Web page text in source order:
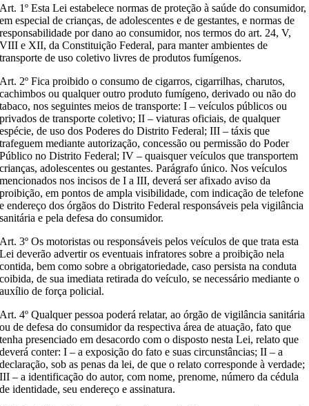
Art. 1º Esta Lei estabelece normas de proteção à saúde do consumidor,
em especial de crianças, de adolescentes e de gestantes, e normas de
responsabilidade por dano ao consumidor, nos termos do art. 24, V,
VIII e XII, da Constituição Federal, para manter ambientes de
transporte de uso coletivo livres de produtos fumígenos.
Art. 2º Fica proibido o consumo de cigarros, cigarrilhas, charutos,
cachimbos ou qualquer outro produto fumígeno, derivado ou não do
tabaco, nos seguintes meios de transporte: I – veículos públicos ou
privados de transporte coletivo; II – viaturas oficiais, de qualquer
espécie, de uso dos Poderes do Distrito Federal; III – táxis que
trafeguem mediante autorização, concessão ou permissão do Poder
Público no Distrito Federal; IV – quaisquer veículos que transportem
crianças, adolescentes ou gestantes. Parágrafo único. Nos veículos
mencionados nos incisos de I a III, deverá ser afixado aviso da
proibição, em pontos de ampla visibilidade, com indicação de telefone
e endereço dos órgãos do Distrito Federal responsáveis pela vigilância
sanitária e pela defesa do consumidor.
Art. 3º Os motoristas ou responsáveis pelos veículos de que trata esta
Lei deverão advertir os eventuais infratores sobre a proibição nela
contida, bem como sobre a obrigatoriedade, caso persista na conduta
coibida, de sua imediata retirada do veículo, se necessário mediante o
auxílio de força policial.
Art. 4º Qualquer pessoa poderá relatar, ao órgão de vigilância sanitária
ou de defesa do consumidor da respectiva área de atuação, fato que
tenha presenciado em desacordo com o disposto nesta Lei, relato que
deverá conter: I – a exposição do fato e suas circunstâncias; II – a
declaração, sob as penas da lei, de que o relato corresponde à verdade;
III – a identificação do autor, com nome, prenome, número da cédula
de identidade, seu endereço e assinatura.